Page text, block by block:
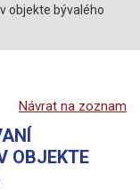
objekte bývalého
Návrat na zoznam
OBJEKTE